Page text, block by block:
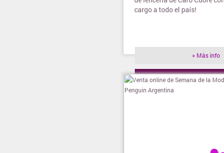
cargo a todo el país!
» Más info
» Visitar